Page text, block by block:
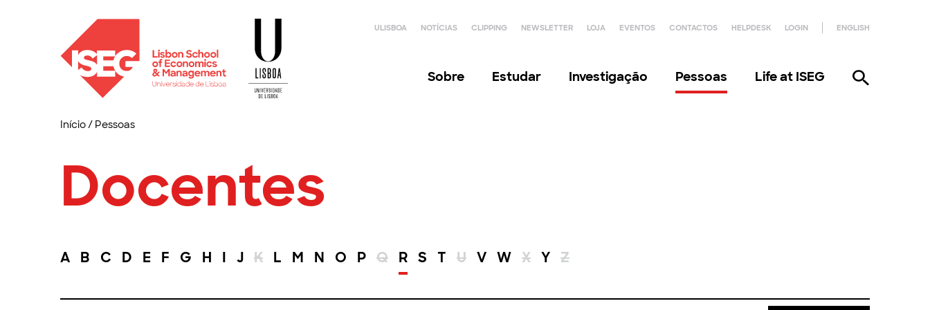
ULISBOA NOTÍCIAS CLIPPING NEWSLETTER LOJA EVENTOS CONTACTOS HELPDESK LOGIN ENGLISH
Sobre Estudar Investigação Pessoas Life at ISEG
Início/ Pessoas
Docentes
A B C D E F G H I J K L M N O P Q R S T U V W X Y Z